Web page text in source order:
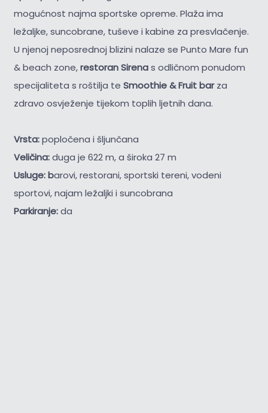
mogućnost najma sportske opreme. Plaža ima
ležaljke, suncobrane, tuševe i kabine za presvlačenje.
U njenoj neposrednoj blizini nalaze se Punto Mare fun
& beach zone,restoran Sirenas odličnom ponudom
specijaliteta s roštilja te Smoothie & Fruit barza
zdravo osvježenje tijekom toplih ljetnih dana.
Vrsta:popločena i šljunčana
Veličina:duga je 622 m, a široka 27 m
Usluge: barovi, restorani, sportski tereni, vodeni
sportovi, najam ležaljki i suncobrana
Parkiranje:da